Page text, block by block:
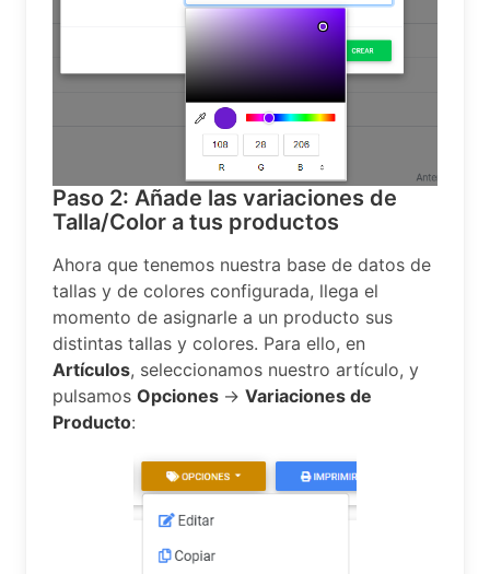
Paso 2: Añade las variaciones de
Talla/Color a tus productos
Ahora que tenemos nuestra base de datos de
tallas y de colores configurada, llega el
momento de asignarle a un producto sus
distintas tallas y colores. Para ello, en
Artículos, seleccionamos nuestro artículo, y
pulsamos Opciones -> Variaciones de
Producto: